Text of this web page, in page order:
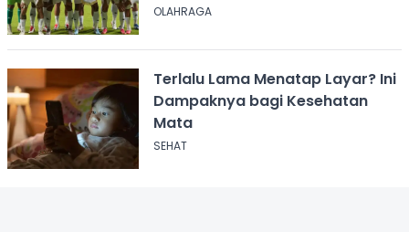
OLAHRAGA
Terlalu Lama Menatap Layar? Ini
Dampaknya bagi Kesehatan
Mata
SEHAT